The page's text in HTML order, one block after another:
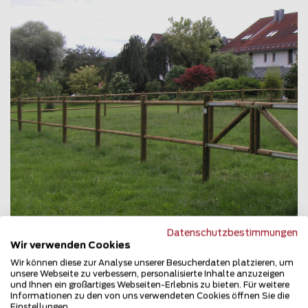
Koppelzaun
Datenschutzbestimmungen
Wir verwenden Cookies
Wir können diese zur Analyse unserer Besucherdaten platzieren, um
unsere Webseite zu verbessern, personalisierte Inhalte anzuzeigen
und Ihnen ein großartiges Webseiten-Erlebnis zu bieten. Für weitere
Informationen zu den von uns verwendeten Cookies öffnen Sie die